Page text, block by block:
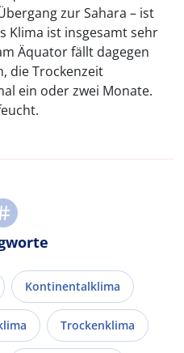
zur Sahara – ist
Klima ist insgesamt sehr
Äquator fällt dagegen
die Trockenzeit
ein oder zwei Monate.
Kontinentalklima
Trockenklima